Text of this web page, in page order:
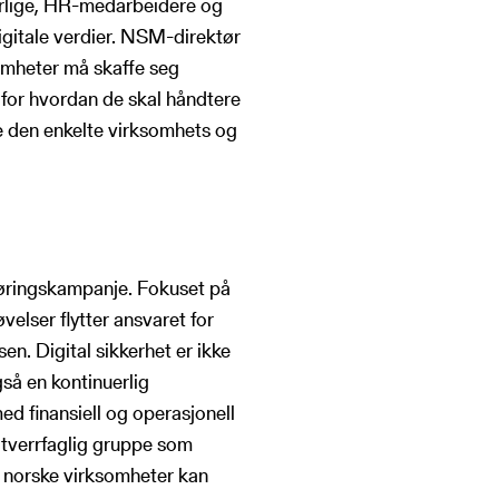
verdier. NSM-direktør
må skaffe seg
hvordan de skal håndtere
enkelte virksomhets og
Fokuset på
flytter ansvaret for
Digital sikkerhet er ikke
en kontinuerlig
finansiell og operasjonell
gruppe som
virksomheter kan